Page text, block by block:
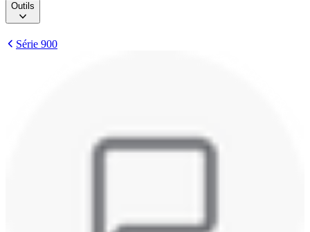
Outils
Série 900